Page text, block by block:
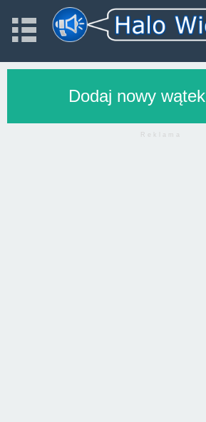
Dodaj nowy wątek
R e k l a m a